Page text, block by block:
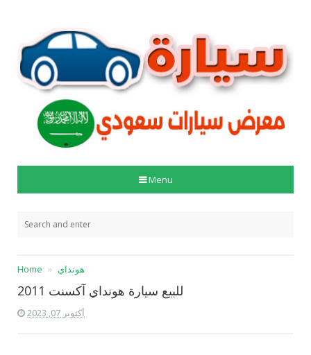
Menu
Home هونداي
للبيع سيارة هونداي آكسنت 2011
أكتوبر 07, 2023